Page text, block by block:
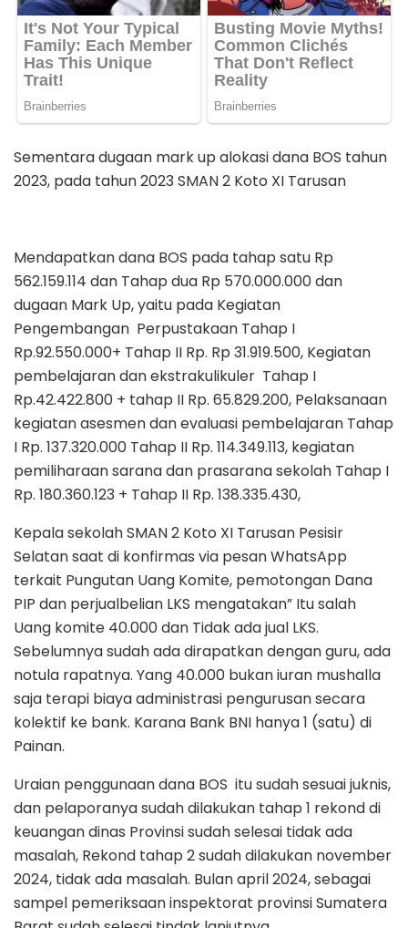
Sementara dugaan mark up alokasi dana BOS tahun
2023, pada tahun 2023 SMAN 2 Koto XI Tarusan
Mendapatkan dana BOS pada tahap satu Rp
562.159.114 dan Tahap dua Rp 570.000.000 dan
dugaan Mark Up, yaitu pada Kegiatan
Pengembangan Perpustakaan Tahap I
Rp.92.550.000+ Tahap II Rp. Rp 31.919.500, Kegiatan
pembelajaran dan ekstrakulikuler Tahap I
Rp.42.422.800 + tahap II Rp. 65.829.200, Pelaksanaan
kegiatan asesmen dan evaluasi pembelajaran Tahap
I Rp. 137.320.000 Tahap II Rp. 114.349.113, kegiatan
pemiliharaan sarana dan prasarana sekolah Tahap I
Rp. 180.360.123 + Tahap II Rp. 138.335.430,
Kepala sekolah SMAN 2 Koto XI Tarusan Pesisir
Selatan saat di konfirmas via pesan WhatsApp
terkait Pungutan Uang Komite, pemotongan Dana
PIP dan perjualbelian LKS mengatakan” Itu salah
Uang komite 40.000 dan Tidak ada jual LKS.
Sebelumnya sudah ada dirapatkan dengan guru, ada
notula rapatnya. Yang 40.000 bukan iuran mushalla
saja terapi biaya administrasi pengurusan secara
kolektif ke bank. Karana Bank BNI hanya 1 (satu) di
Painan.
Uraian penggunaan dana BOS itu sudah sesuai juknis,
dan pelaporanya sudah dilakukan tahap 1 rekond di
keuangan dinas Provinsi sudah selesai tidak ada
masalah, Rekond tahap 2 sudah dilakukan november
2024, tidak ada masalah. Bulan april 2024, sebagai
sampel pemeriksaan inspektorat provinsi Sumatera